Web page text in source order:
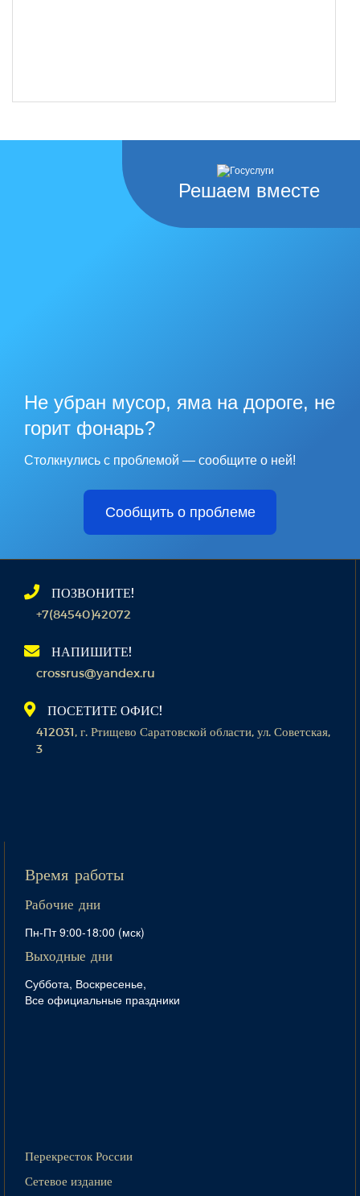
Решаем вместе
Не убран мусор, яма на дороге, не
горит фонарь?
Столкнулись с проблемой — сообщите о ней!
Сообщить о проблеме
ПОЗВОНИТЕ!
+7(84540)42072
НАПИШИТЕ!
crossrus@yandex.ru
ПОСЕТИТЕ ОФИС!
412031, г. Ртищево Саратовской области, ул. Советская,
3
Время работы
Рабочие дни
Пн-Пт 9:00-18:00 (мск)
Выходные дни
Суббота, Воскресенье,
Все официальные праздники
Перекресток России
Сетевое издание